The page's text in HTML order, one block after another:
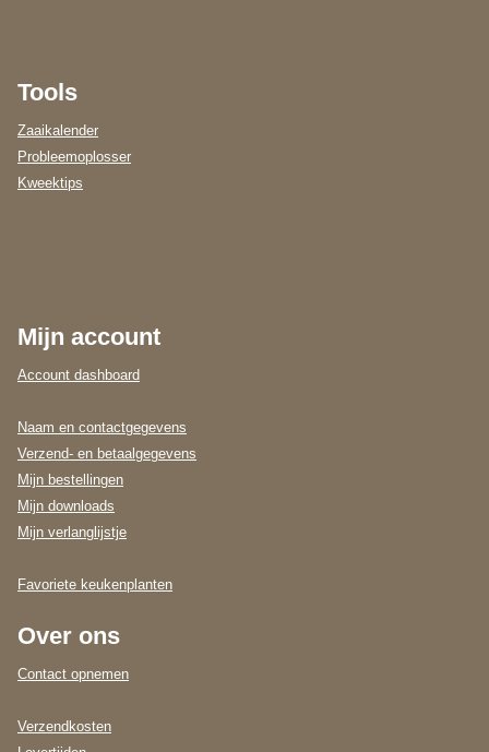
Tools
Zaaikalender
Probleemoplosser
Kweektips
Mijn account
Account dashboard
Naam en contactgegevens
Verzend- en betaalgegevens
Mijn bestellingen
Mijn downloads
Mijn verlanglijstje
Favoriete keukenplanten
Over ons
Contact opnemen
Verzendkosten